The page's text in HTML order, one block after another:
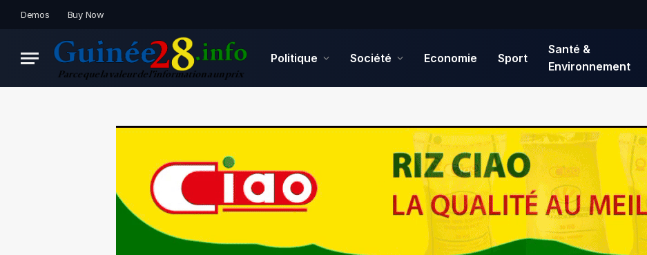
Demos Buy Now
Politique Société Economie Sport
Santé &
Environnement